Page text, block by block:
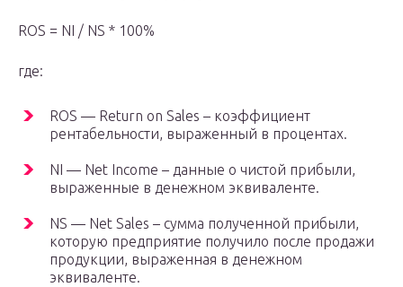
ROS = NI / NS * 100%
где:
ROS — Return on Sales – коэффициент
рентабельности, выраженный в процентах.
NI — Net Income – данные о чистой прибыли,
выраженные в денежном эквиваленте.
NS — Net Sales – сумма полученной прибыли,
которую предприятие получило после продажи
продукции, выраженная в денежном
эквиваленте.